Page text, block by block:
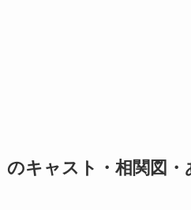
のキャスト・相関図